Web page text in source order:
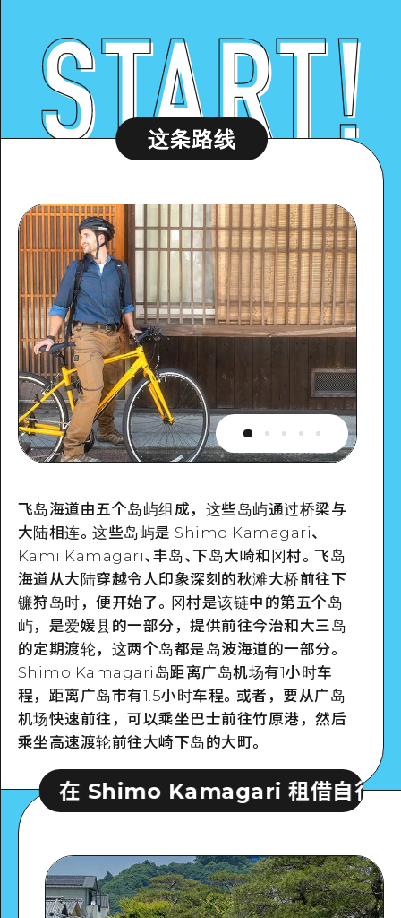
这条路线
飞岛海道由五个岛屿组成，这些岛屿通过桥梁与
大陆相连。这些岛屿是 Shimo Kamagari、
Kami Kamagari、丰岛、下岛大崎和冈村。飞岛
海道从大陆穿越令人印象深刻的秋滩大桥前往下
镰狩岛时，便开始了。冈村是该链中的第五个岛
屿，是爱媛县的一部分，提供前往今治和大三岛
的定期渡轮，这两个岛都是岛波海道的一部分。
Shimo Kamagari岛距离广岛机场有1小时车
程，距离广岛市有1.5小时车程。或者，要从广岛
机场快速前往，可以乘坐巴士前往竹原港，然后
乘坐高速渡轮前往大崎下岛的大町。
租借自行车 在 Shimo